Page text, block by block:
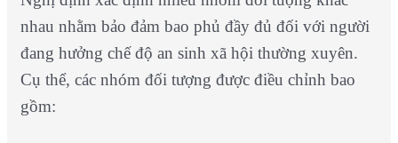
nhau nhằm bảo đảm bao phủ đầy đủ đối với người
đang hưởng chế độ an sinh xã hội thường xuyên.
Cụ thể, các nhóm đối tượng được điều chỉnh bao
gồm: